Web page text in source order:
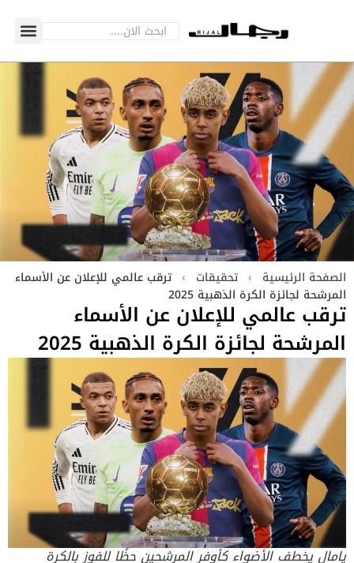
الصفحة الرئيسية › تحقيقات › ترقب عالمي للإعلان عن الأسماء
المرشحة لجائزة الكرة الذهبية 2025
ترقب عالمي للإعلان عن الأسماء
المرشحة لجائزة الكرة الذهبية 2025
يامال يخطف الأضواء كأوفر المرشحين حظًا للفوز بالكرة